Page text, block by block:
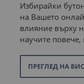
права запазени.
Избирайки
на Вашето
влияние върху
научите повече,
ПРЕГЛЕД НА